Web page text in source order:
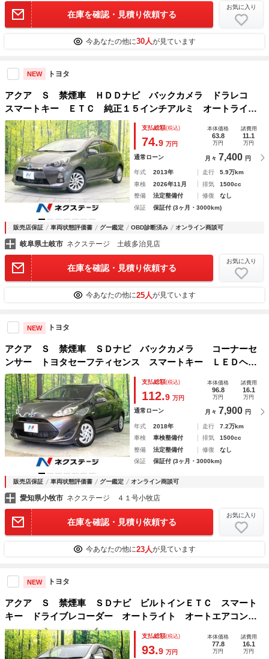
在庫を確認・見積り依頼する
お気に入り
今あなたの他に30人が見ています
NEW トヨタ
アクア Ｓ 禁煙車 ＨＤＤナビ バックカメラ ドラレコ
スマートキー ＥＴＣ 純正１５インチアルミ オートライ
ト オートエアコン ＣＤ 地デジ
支払総額(税込)
74.9 万円
本体価格
63.8
万円
諸費用
11.1
万円
通常ローン 月々 7,400 円
年式 2013年 走行
5.9万km
車検
2026年11月 排気
1500cc
整備
法定整備付 修復
なし
保証
保証付 (3ヶ月・3000km)
販売店保証 車両状態評価書 グー鑑定 OBD診断済み オンライン商談可
岐阜県土岐市 ネクステージ 土岐多治見店
在庫を確認・見積り依頼する
お気に入り
今あなたの他に25人が見ています
NEW トヨタ
アクア Ｓ 禁煙車 ＳＤナビ バックカメラ コーナーセ
ンサー トヨタセーフティセンス スマートキー ＬＥＤヘッ
ド ビルトインＥＴＣ オートハイビーム 車線逸脱警報 Ｌ
ＥＤオートライト
支払総額(税込)
112.9 万円
本体価格
96.8
万円
諸費用
16.1
万円
通常ローン 月々 7,900 円
年式 2018年 走行
7.2万km
車検
車検整備付 排気
1500cc
整備
法定整備付 修復
なし
保証
保証付 (3ヶ月・3000km)
販売店保証 車両状態評価書 グー鑑定 オンライン商談可
愛知県小牧市 ネクステージ ４１号小牧店
在庫を確認・見積り依頼する
お気に入り
今あなたの他に23人が見ています
NEW トヨタ
アクア Ｓ 禁煙車 ＳＤナビ ビルトインＥＴＣ スマート
キー ドライブレコーダー オートライト オートエアコン
プライバシーガラス シートリフター Ｗエアバック リアワ
イパー
支払総額(税込)
93.9 万円
本体価格
77.8
万円
諸費用
16.1
万円